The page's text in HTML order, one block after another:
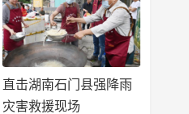
直击湖南石门县强降雨
灾害救援现场